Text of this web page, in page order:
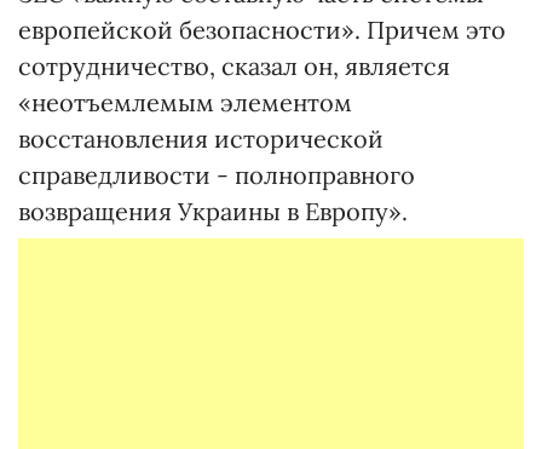
европейской безопасности». Причем это
сотрудничество, сказал он, является
«неотъемлемым элементом
восстановления исторической
справедливости - полноправного
возвращения Украины в Европу».